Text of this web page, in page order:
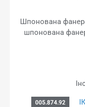
Шпонована
шпонована
005.874.92